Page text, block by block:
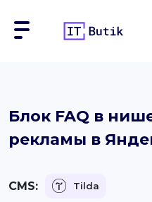
Интернет-
Блок FAQ в
рекламы в
CMS: Tilda